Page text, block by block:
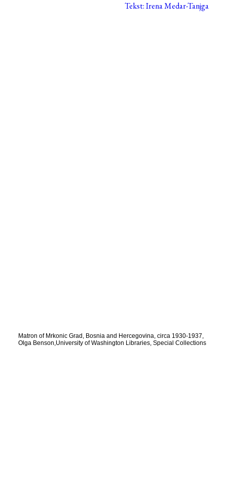
Tekst: Irena Medar-Tanjga
Matron of Mrkonic Grad, Bosnia and Hercegovina, circa 1930-1937,
Olga Benson,University of Washington Libraries, Special Collections